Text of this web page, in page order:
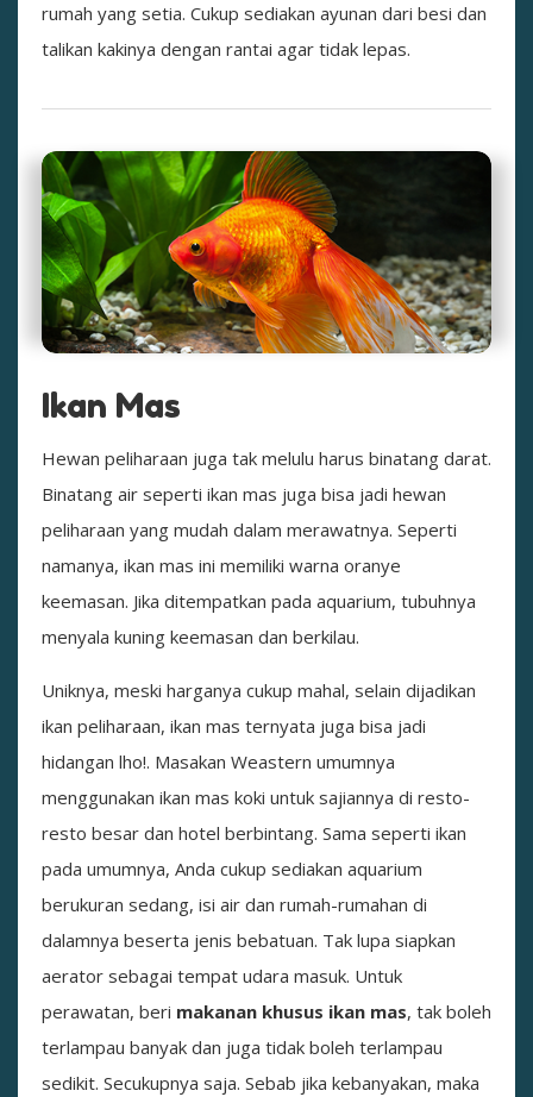
rumah yang setia. Cukup sediakan ayunan dari besi dan
talikan kakinya dengan rantai agar tidak lepas.
Ikan Mas
Hewan peliharaan juga tak melulu harus binatang darat.
Binatang air seperti ikan mas juga bisa jadi hewan
peliharaan yang mudah dalam merawatnya. Seperti
namanya, ikan mas ini memiliki warna oranye
keemasan. Jika ditempatkan pada aquarium, tubuhnya
menyala kuning keemasan dan berkilau.
Uniknya, meski harganya cukup mahal, selain dijadikan
ikan peliharaan, ikan mas ternyata juga bisa jadi
hidangan lho!. Masakan Weastern umumnya
menggunakan ikan mas koki untuk sajiannya di resto-
resto besar dan hotel berbintang. Sama seperti ikan
pada umumnya, Anda cukup sediakan aquarium
berukuran sedang, isi air dan rumah-rumahan di
dalamnya beserta jenis bebatuan. Tak lupa siapkan
aerator sebagai tempat udara masuk. Untuk
perawatan, beri makanan khusus ikan mas, tak boleh
terlampau banyak dan juga tidak boleh terlampau
sedikit. Secukupnya saja. Sebab jika kebanyakan, maka